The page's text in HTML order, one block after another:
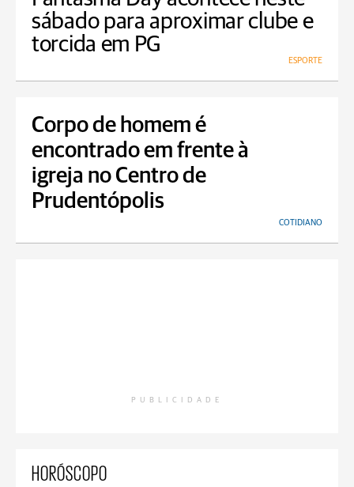
sábado para aproximar clube e
torcida em PG
ESPORTE
Corpo de homem é
encontrado em frente à
igreja no Centro de
Prudentópolis
COTIDIANO
PUBLICIDADE
HORÓSCOPO